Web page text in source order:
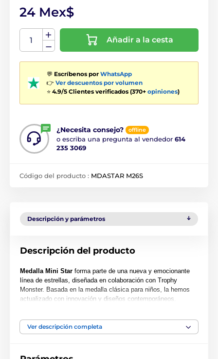
24 Mex$
Añadir a la cesta
💬 Escríbenos por WhatsApp
👉 Ver descuentos por volumen
⭐ 4.9/5 Clientes verificados (370+ opiniones)
¿Necesita consejo? offline
o escriba una pregunta al vendedor 614
235 3069
Código del producto : MDASTAR M26S
Descripción y parámetros
Descripción del producto
Medalla Mini Star forma parte de una nueva y emocionante
línea de estrellas, diseñada en colaboración con Trophy
Monster. Basada en la medalla clásica para niños, la hemos
actualizado con innovación y diseños contemporáneos.
Cortada con una forma especial, esta medalla presenta una
Ver descripción completa